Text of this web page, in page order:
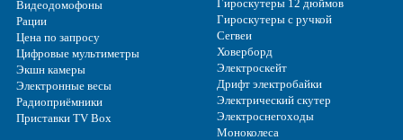
Видеодомофоны
Рации
Цена по запросу
Цифровые мультиметры
Экшн камеры
Электронные весы
Радиоприёмники
Приставки TV Box
Гироскутеры 12 дюймов
Гироскутеры с ручкой
Сегвеи
Ховерборд
Электроскейт
Дрифт электробайки
Электрический скутер
Электроснегоходы
Моноколеса